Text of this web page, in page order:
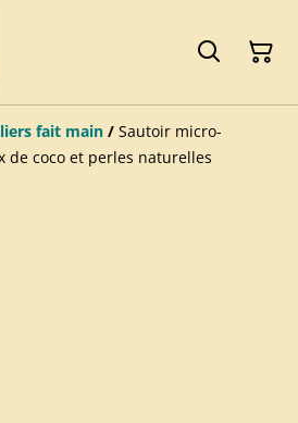
fait main / Sautoir micro-
de coco et perles naturelles